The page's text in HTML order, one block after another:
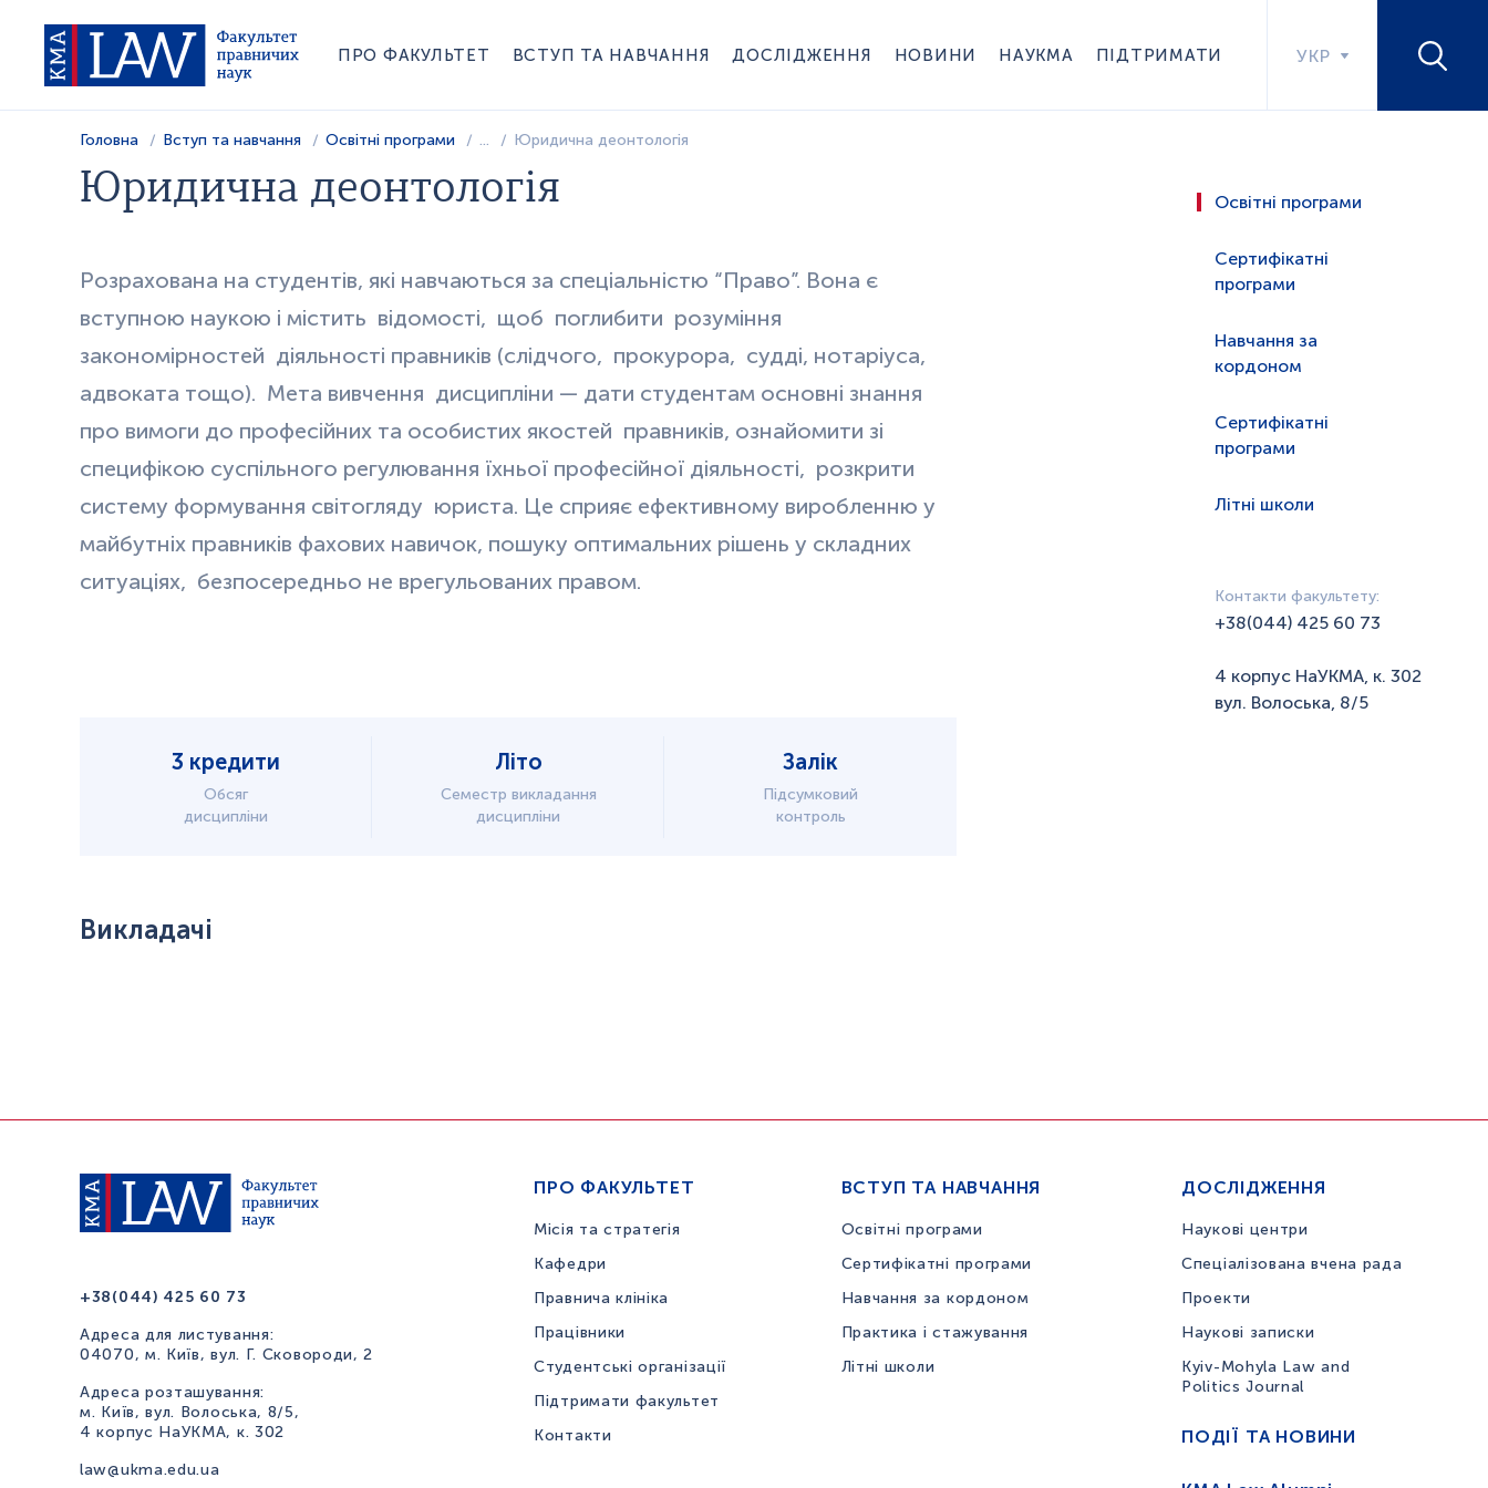
ПРО ФАКУЛЬТЕТ ВСТУП ТА НАВЧАННЯ ДОСЛІДЖЕННЯ НОВИНИ НАУКМА ПІДТРИМАТИ УКР
Головна Вступ та навчання Освітні програми ... Юридична деонтологія
Юридична деонтологія
Розрахована на студентів, які навчаються за спеціальністю “Право”. Вона є
вступною наукою і містить відомості, щоб поглибити розуміння
закономірностей діяльності правників (слідчого, прокурора, судді, нотаріуса,
адвоката тощо). Мета вивчення дисципліни — дати студентам основні знання
про вимоги до професійних та особистих якостей правників, ознайомити зі
специфікою суспільного регулювання їхньої професійної діяльності, розкрити
систему формування світогляду юриста. Це сприяє ефективному виробленню у
майбутніх правників фахових навичок, пошуку оптимальних рішень у складних
ситуаціях, безпосередньо не врегульованих правом.
3 кредити
Обсяг
дисципліни
Літо
Семестр викладання
дисципліни
Залік
Підсумковий
контроль
Викладачі
Освітні програми
Сертифікатні
програми
Навчання за
кордоном
Сертифікатні
програми
Літні школи
Контакти факультету:
+38(044) 425 60 73
4 корпус НаУКМА, к. 302
вул. Волоська, 8/5
+38(044) 425 60 73
Адреса для листування:
04070, м. Київ, вул. Г. Сковороди, 2
Адреса розташування:
м. Київ, вул. Волоська, 8/5,
4 корпус НаУКМА, к. 302
law@ukma.edu.ua
ПРО ФАКУЛЬТЕТ
Місія та стратегія
Кафедри
Правнича клініка
Працівники
Студентські організації
Підтримати факультет
Контакти
ВСТУП ТА НАВЧАННЯ
Освітні програми
Сертифікатні програми
Навчання за кордоном
Практика і стажування
Літні школи
ДОСЛІДЖЕННЯ
Наукові центри
Спеціалізована вчена рада
Проекти
Наукові записки
Kyiv-Mohyla Law and
Politics Journal
ПОДІЇ ТА НОВИНИ